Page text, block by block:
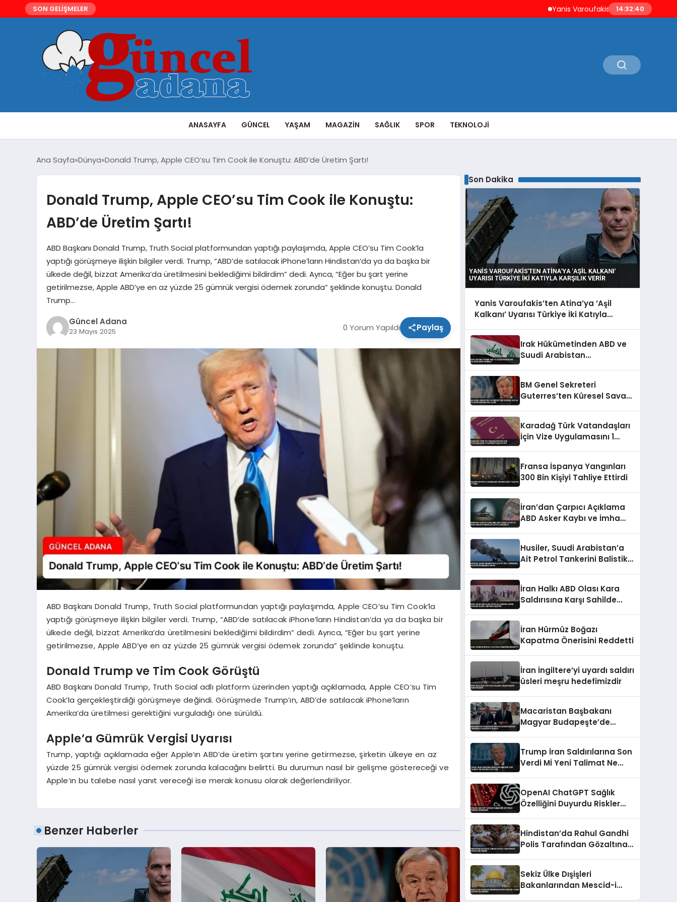
SON GELİŞMELER Yanis Varoufakis’ten Atina’ya ‘Aşil
14:32:41
ANASAYFA GÜNCEL YAŞAM MAGAZIN SAĞLIK SPOR TEKNOLOJI
Ana Sayfa Dünya Donald Trump, Apple CEO’su Tim Cook ile Konuştu: ABD’de Üretim Şartı!
Donald Trump, Apple CEO’su Tim Cook ile Konuştu:
ABD’de Üretim Şartı!
ABD Başkanı Donald Trump, Truth Social platformundan yaptığı paylaşımda, Apple CEO’su Tim Cook’la
yaptığı görüşmeye ilişkin bilgiler verdi. Trump, “ABD’de satılacak iPhone’ların Hindistan’da ya da başka bir
ülkede değil, bizzat Amerika’da üretilmesini beklediğimi bildirdim” dedi. Ayrıca, “Eğer bu şart yerine
getirilmezse, Apple ABD’ye en az yüzde 25 gümrük vergisi ödemek zorunda” şeklinde konuştu. Donald
Trump…
Güncel Adana
23 Mayıs 2025 0 Yorum Yapıldı Paylaş
ABD Başkanı Donald Trump, Truth Social platformundan yaptığı paylaşımda, Apple CEO’su Tim Cook’la
yaptığı görüşmeye ilişkin bilgiler verdi. Trump, “ABD’de satılacak iPhone’ların Hindistan’da ya da başka bir
ülkede değil, bizzat Amerika’da üretilmesini beklediğimi bildirdim” dedi. Ayrıca, “Eğer bu şart yerine
getirilmezse, Apple ABD’ye en az yüzde 25 gümrük vergisi ödemek zorunda” şeklinde konuştu.
Donald Trump ve Tim Cook Görüştü
ABD Başkanı Donald Trump, Truth Social adlı platform üzerinden yaptığı açıklamada, Apple CEO’su Tim
Cook’la gerçekleştirdiği görüşmeye değindi. Görüşmede Trump’ın, ABD’de satılacak iPhone’ların
Amerika’da üretilmesi gerektiğini vurguladığı öne sürüldü.
Apple’a Gümrük Vergisi Uyarısı
Trump, yaptığı açıklamada eğer Apple’ın ABD’de üretim şartını yerine getirmezse, şirketin ülkeye en az
yüzde 25 gümrük vergisi ödemek zorunda kalacağını belirtti. Bu durumun nasıl bir gelişme göstereceği ve
Apple’ın bu talebe nasıl yanıt vereceği ise merak konusu olarak değerlendiriliyor.
Benzer Haberler
Son Dakika
Yanis Varoufakis’ten Atina’ya ‘Aşil
Kalkanı’ Uyarısı Türkiye İki Katıyla
Irak Hükümetinden ABD ve
Suudi Arabistan
BM Genel Sekreteri
Guterres’ten Küresel Savaş
Karadağ Türk Vatandaşları
İçin Vize Uygulamasını 1
Fransa İspanya Yangınları
300 Bin Kişiyi Tahliye Ettirdi
İran’dan Çarpıcı Açıklama
ABD Asker Kaybı ve İmha
Husiler, Suudi Arabistan’a
Ait Petrol Tankerini Balistik
İran Halkı ABD Olası Kara
Saldırısına Karşı Sahilde
İran Hürmüz Boğazı
Kapatma Önerisini Reddetti
İran İngiltere’yi uyardı saldırı
üsleri meşru hedefimizdir
Macaristan Başbakanı
Magyar Budapeşte’de
Trump İran Saldırılarına Son
Verdi Mİ Yeni Talimat Ne
OpenAI ChatGPT Sağlık
Özelliğini Duyurdu Riskler
Hindistan’da Rahul Gandhi
Polis Tarafından Gözaltına
Sekiz Ülke Dışişleri
Bakanlarından Mescid-i